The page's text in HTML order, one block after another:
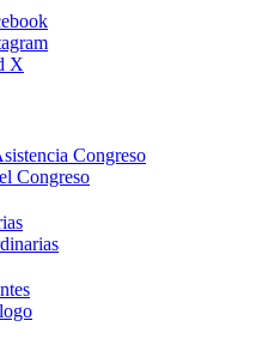
X
Congreso
Congreso